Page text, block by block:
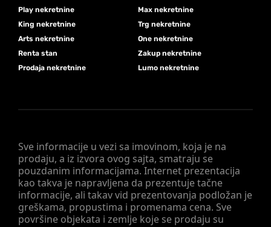
Sve informacije u vezi sa imovinom, koja je na
prodaju, a iz izvora ovog sajta, smatraju se
pouzdanim informacijama. Internet prezentacija
kao takva je napravljena da prezentuje tačne
informacije, ali takav vid prezentovanja podložan je
greškama, propustima i promenama cena. Sve
površine objekata i zemlje koje se prodaju su
Play nekretnine
Max nekretnine
King nekretnine
Trg nekretnine
Arts nekretnine
One nekretnine
Renta stan
Zakup nekretnine
Prodaja nekretnine
Lumo nekretnine